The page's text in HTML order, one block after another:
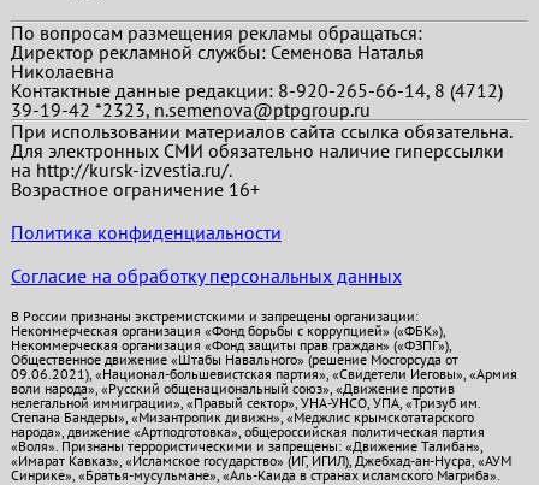
По вопросам размещения рекламы обращаться:
Директор рекламной службы: Семенова Наталья
Николаевна
Контактные данные редакции: 8-920-265-66-14, 8 (4712)
39-19-42 *2323, n.semenova@ptpgroup.ru
При использовании материалов сайта ссылка обязательна.
Для электронных СМИ обязательно наличие гиперссылки
на http://kursk-izvestia.ru/.
Возрастное ограничение 16+
Политика конфиденциальности
Согласие на обработку персональных данных
В России признаны экстремистскими и запрещены организации:
Некоммерческая организация «Фонд борьбы с коррупцией» («ФБК»),
Некоммерческая организация «Фонд защиты прав граждан» («ФЗПГ»),
Общественное движение «Штабы Навального» (решение Мосгорсуда от
09.06.2021), «Национал-большевистская партия», «Свидетели Иеговы», «Армия
воли народа», «Русский общенациональный союз», «Движение против
нелегальной иммиграции», «Правый сектор», УНА-УНСО, УПА, «Тризуб им.
Степана Бандеры», «Мизантропик дивижн», «Меджлис крымскотатарского
народа», движение «Артподготовка», общероссийская политическая партия
«Воля». Признаны террористическими и запрещены: «Движение Талибан»,
«Имарат Кавказ», «Исламское государство» (ИГ, ИГИЛ), Джебхад-ан-Нусра, «АУМ
Синрике», «Братья-мусульмане», «Аль-Каида в странах исламского Магриба».